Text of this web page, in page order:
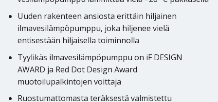
Uuden rakenteen ansiosta erittäin hiljainen
ilmavesilämpöpumppu, joka hiljenee vielä
entisestään hiljaisella toiminnolla
Tyylikäs ilmavesilämpöpumppu on iF DESIGN
AWARD ja Red Dot Design Award
muotoilupalkintojen voittaja
Ruostumattomasta teräksestä valmistettu